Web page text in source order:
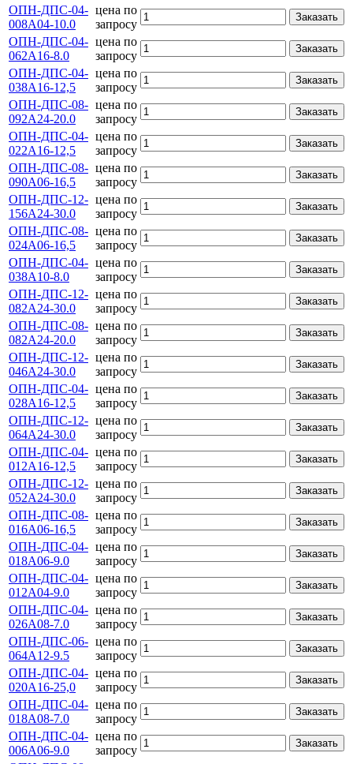
ОПН-ДПС-04-
008А04-10.0
цена по
запросу
Заказать
ОПН-ДПС-04-
062А16-8.0
цена по
запросу
Заказать
ОПН-ДПС-04-
038А16-12,5
цена по
запросу
Заказать
ОПН-ДПС-08-
092А24-20.0
цена по
запросу
Заказать
ОПН-ДПС-04-
022А16-12,5
цена по
запросу
Заказать
ОПН-ДПС-08-
090А06-16,5
цена по
запросу
Заказать
ОПН-ДПС-12-
156А24-30.0
цена по
запросу
Заказать
ОПН-ДПС-08-
024А06-16,5
цена по
запросу
Заказать
ОПН-ДПС-04-
038А10-8.0
цена по
запросу
Заказать
ОПН-ДПС-12-
082А24-30.0
цена по
запросу
Заказать
ОПН-ДПС-08-
082А24-20.0
цена по
запросу
Заказать
ОПН-ДПС-12-
046А24-30.0
цена по
запросу
Заказать
ОПН-ДПС-04-
028А16-12,5
цена по
запросу
Заказать
ОПН-ДПС-12-
064А24-30.0
цена по
запросу
Заказать
ОПН-ДПС-04-
012А16-12,5
цена по
запросу
Заказать
ОПН-ДПС-12-
052А24-30.0
цена по
запросу
Заказать
ОПН-ДПС-08-
016А06-16,5
цена по
запросу
Заказать
ОПН-ДПС-04-
018А06-9.0
цена по
запросу
Заказать
ОПН-ДПС-04-
012А04-9.0
цена по
запросу
Заказать
ОПН-ДПС-04-
026А08-7.0
цена по
запросу
Заказать
ОПН-ДПС-06-
064А12-9.5
цена по
запросу
Заказать
ОПН-ДПС-04-
020А16-25,0
цена по
запросу
Заказать
ОПН-ДПС-04-
018А08-7.0
цена по
запросу
Заказать
ОПН-ДПС-04-
006А06-9.0
цена по
запросу
Заказать